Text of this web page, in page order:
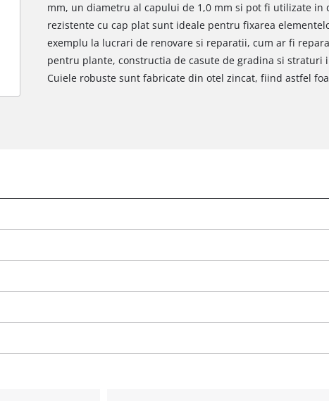
mm, un diametru al capului de 1,0 mm si pot fi utilizate in
rezistente cu cap plat sunt ideale pentru fixarea
exemplu la lucrari de renovare si reparatii, cum ar fi
pentru plante, constructia de casute de gradina si straturi
Cuiele robuste sunt fabricate din otel zincat, fiind astfel